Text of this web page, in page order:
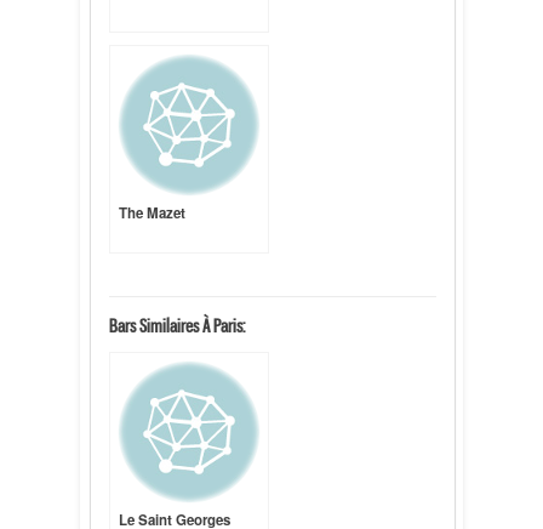
The Mazet
Bars Similaires À Paris:
Le Saint Georges